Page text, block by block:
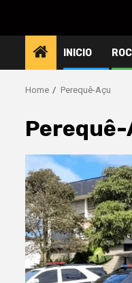
INICIO
Home Perequê-Açu
Perequê-